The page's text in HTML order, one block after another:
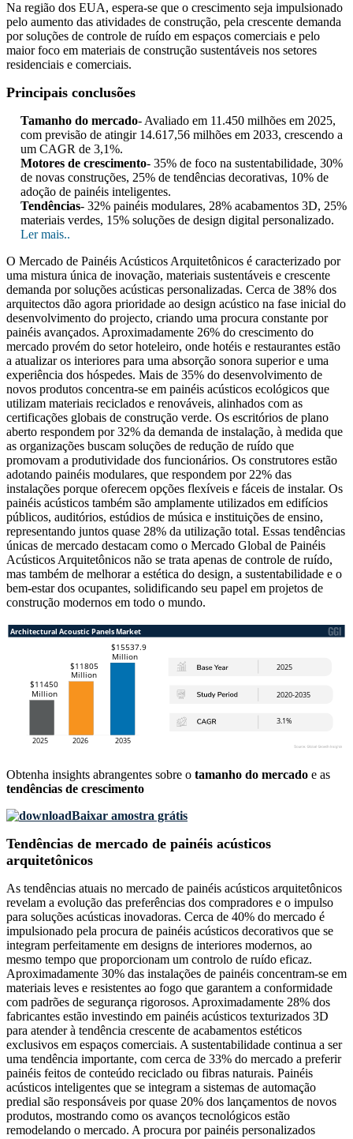
Na região dos EUA, espera-se que o crescimento seja impulsionado
pelo aumento das atividades de construção, pela crescente demanda
por soluções de controle de ruído em espaços comerciais e pelo
maior foco em materiais de construção sustentáveis ​​nos setores
residenciais e comerciais.
Principais conclusões
Tamanho do mercado- Avaliado em 11.450 milhões em 2025,
com previsão de atingir 14.617,56 milhões em 2033, crescendo a
um CAGR de 3,1%.
Motores de crescimento- 35% de foco na sustentabilidade, 30%
de novas construções, 25% de tendências decorativas, 10% de
adoção de painéis inteligentes.
Tendências- 32% painéis modulares, 28% acabamentos 3D, 25%
materiais verdes, 15% soluções de design digital personalizado.
Ler mais..
O Mercado de Painéis Acústicos Arquitetônicos é caracterizado por
uma mistura única de inovação, materiais sustentáveis ​​e crescente
demanda por soluções acústicas personalizadas. Cerca de 38% dos
arquitectos dão agora prioridade ao design acústico na fase inicial do
desenvolvimento do projecto, criando uma procura constante por
painéis avançados. Aproximadamente 26% do crescimento do
mercado provém do setor hoteleiro, onde hotéis e restaurantes estão
a atualizar os interiores para uma absorção sonora superior e uma
experiência dos hóspedes. Mais de 35% do desenvolvimento de
novos produtos concentra-se em painéis acústicos ecológicos que
utilizam materiais reciclados e renováveis, alinhados com as
certificações globais de construção verde. Os escritórios de plano
aberto respondem por 32% da demanda de instalação, à medida que
as organizações buscam soluções de redução de ruído que
promovam a produtividade dos funcionários. Os construtores estão
adotando painéis modulares, que respondem por 22% das
instalações porque oferecem opções flexíveis e fáceis de instalar. Os
painéis acústicos também são amplamente utilizados em edifícios
públicos, auditórios, estúdios de música e instituições de ensino,
representando juntos quase 28% da utilização total. Essas tendências
únicas de mercado destacam como o Mercado Global de Painéis
Acústicos Arquitetônicos não se trata apenas de controle de ruído,
mas também de melhorar a estética do design, a sustentabilidade e o
bem-estar dos ocupantes, solidificando seu papel em projetos de
construção modernos em todo o mundo.
Obtenha insights abrangentes sobre o tamanho do mercado e as
tendências de crescimento
Baixar amostra grátis
Tendências de mercado de painéis acústicos
arquitetônicos
As tendências atuais no mercado de painéis acústicos arquitetônicos
revelam a evolução das preferências dos compradores e o impulso
para soluções acústicas inovadoras. Cerca de 40% do mercado é
impulsionado pela procura de painéis acústicos decorativos que se
integram perfeitamente em designs de interiores modernos, ao
mesmo tempo que proporcionam um controlo de ruído eficaz.
Aproximadamente 30% das instalações de painéis concentram-se em
materiais leves e resistentes ao fogo que garantem a conformidade
com padrões de segurança rigorosos. Aproximadamente 28% dos
fabricantes estão investindo em painéis acústicos texturizados 3D
para atender à tendência crescente de acabamentos estéticos
exclusivos em espaços comerciais. A sustentabilidade continua a ser
uma tendência importante, com cerca de 33% do mercado a preferir
painéis feitos de conteúdo reciclado ou fibras naturais. Painéis
acústicos inteligentes que se integram a sistemas de automação
predial são responsáveis ​​por quase 20% dos lançamentos de novos
produtos, mostrando como os avanços tecnológicos estão
remodelando o mercado. A procura por painéis personalizados